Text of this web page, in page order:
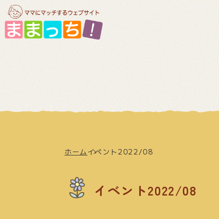
ホーム イベント2022/08
イベント2022/08